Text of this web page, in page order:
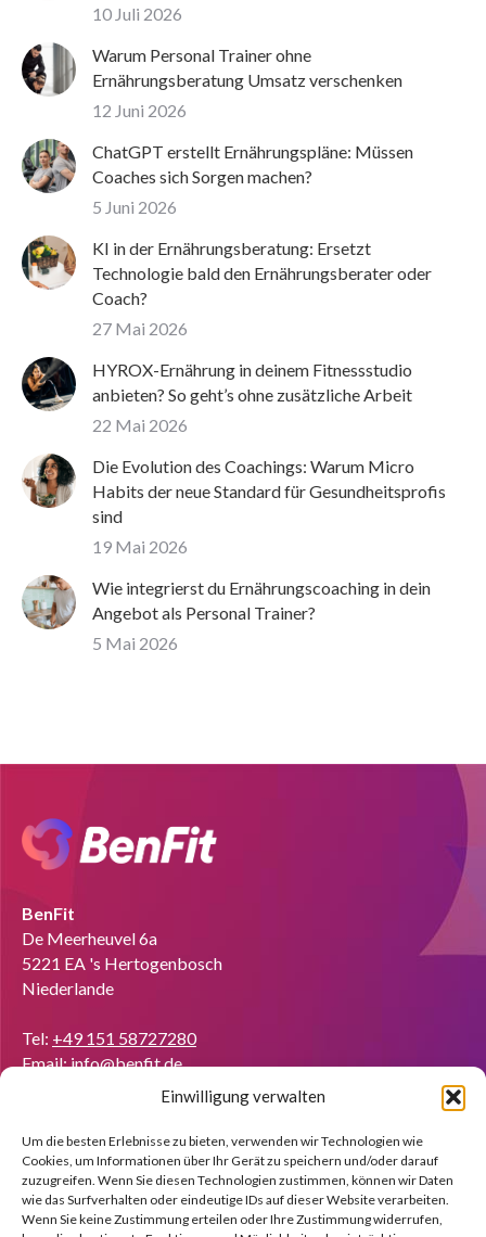
Einwilligung verwalten
Um die besten Erlebnisse zu bieten, verwenden wir Technologien wie
Cookies, um Informationen über Ihr Gerät zu speichern und/oder darauf
zuzugreifen. Wenn Sie diesen Technologien zustimmen, können wir Daten
wie das Surfverhalten oder eindeutige IDs auf dieser Website verarbeiten.
Wenn Sie keine Zustimmung erteilen oder Ihre Zustimmung widerrufen,
10 Juli 2026
Warum Personal Trainer ohne
Ernährungsberatung Umsatz verschenken
12 Juni 2026
ChatGPT erstellt Ernährungspläne: Müssen
Coaches sich Sorgen machen?
5 Juni 2026
KI in der Ernährungsberatung: Ersetzt
Technologie bald den Ernährungsberater oder
Coach?
27 Mai 2026
HYROX-Ernährung in deinem Fitnessstudio
anbieten? So geht’s ohne zusätzliche Arbeit
22 Mai 2026
Die Evolution des Coachings: Warum Micro
Habits der neue Standard für Gesundheitsprofis
sind
19 Mai 2026
Wie integrierst du Ernährungscoaching in dein
Angebot als Personal Trainer?
5 Mai 2026
BenFit
De Meerheuvel 6a
5221 EA 's Hertogenbosch
Niederlande
Tel: +49 151 58727280
Email:info@benfit.de
Coach werden?
Wir zeigen Ihnen anhand einer kostenlosen Demo gerne die
Möglichkeiten.